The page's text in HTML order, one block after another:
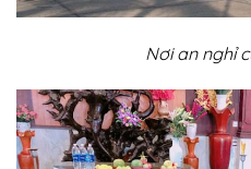
Nơi an nghỉ